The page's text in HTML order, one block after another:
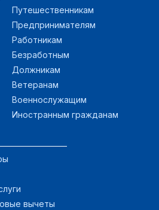
Путешественникам
Предпринимателям
Работникам
Безработным
Должникам
Ветеранам
Военнослужащим
Иностранным гражданам
вычеты